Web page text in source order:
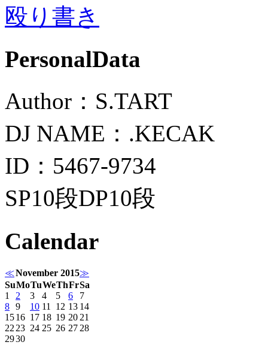
殴り書き
PersonalData
Author：S.TART
DJ NAME：.KECAK
ID：5467-9734
SP10段DP10段
Calendar
≪November 2015≫
SuMoTuWeThFrSa
1
2 3 4 5 6
7
8 9 10 11 12 13 14
1516 17 18 19 20 21
22 23 24 25 26 27 28
2930